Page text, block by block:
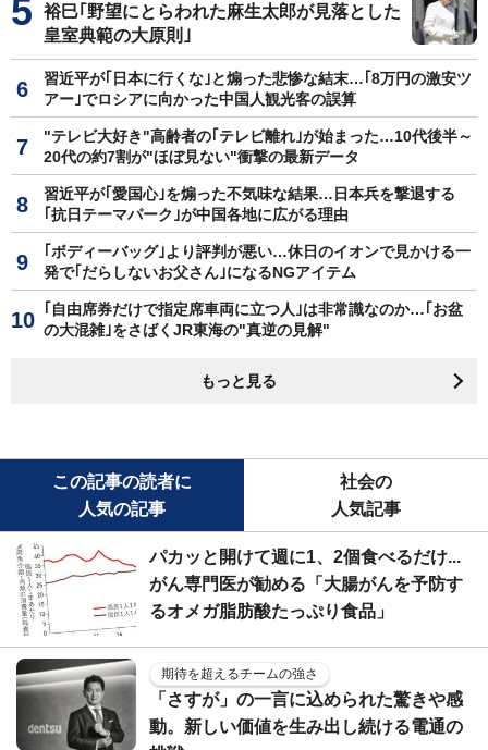
裕巳｢野望にとらわれた麻生太郎が見落とした
皇室典範の大原則｣
習近平が｢日本に行くな｣と煽った悲惨な結末…｢8万円の激安ツ
アー｣でロシアに向かった中国人観光客の誤算
"テレビ大好き"高齢者の｢テレビ離れ｣が始まった…10代後半～
20代の約7割が"ほぼ見ない"衝撃の最新データ
習近平が｢愛国心｣を煽った不気味な結果…日本兵を撃退する
｢抗日テーマパーク｣が中国各地に広がる理由
｢ボディーバッグ｣より評判が悪い…休日のイオンで見かける一
発で｢だらしないお父さん｣になるNGアイテム
｢自由席券だけで指定席車両に立つ人｣は非常識なのか…｢お盆
の大混雑｣をさばくJR東海の"真逆の見解"
もっと見る
この記事の読者に
人気の記事
社会の
人気記事
パカッと開けて週に1、2個食べるだけ...
がん専門医が勧める「大腸がんを予防す
るオメガ脂肪酸たっぷり食品」
期待を超えるチームの強さ
「さすが」の一言に込められた驚きや感
動。新しい価値を生み出し続ける電通の